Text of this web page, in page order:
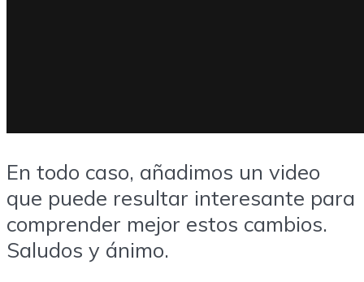
En todo caso, añadimos un video
que puede resultar interesante para
comprender mejor estos cambios.
Saludos y ánimo.